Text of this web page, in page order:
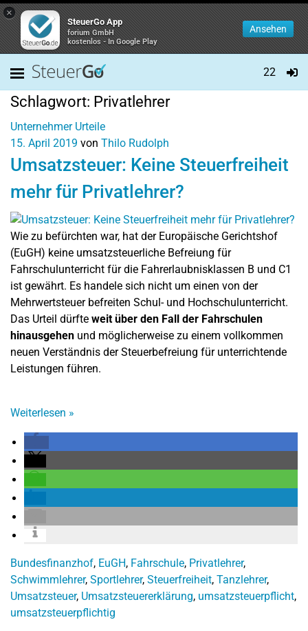
×
SteuerGo App
forium GmbH
kostenlos - In Google Play
Ansehen
22
Schlagwort: Privatlehrer
Unternehmer Urteile
15. April 2019 von Thilo Rudolph
Umsatzsteuer: Keine Steuerfreiheit
mehr für Privatlehrer?
Wie zu befürchten war, hat der Europäische Gerichtshof
(EuGH) keine umsatzsteuerliche Befreiung für
Fahrschulunterricht für die Fahrerlaubnisklassen B und C1
ist gewährt. Es handele sich nicht um einen von der
Mehrwertsteuer befreiten Schul- und Hochschulunterricht.
Das Urteil dürfte weit über den Fall der Fahrschulen
hinausgehen und möglicherweise zu einem vollkommen
neuen Verständnis der Steuerbefreiung für unterrichtende
Leistungen führen.
Weiterlesen »
Bundesfinanzhof, EuGH, Fahrschule, Privatlehrer,
Schwimmlehrer, Sportlehrer, Steuerfreiheit, Tanzlehrer,
Umsatzsteuer, Umsatzsteuererklärung, umsatzsteuerpflicht,
umsatzsteuerpflichtig